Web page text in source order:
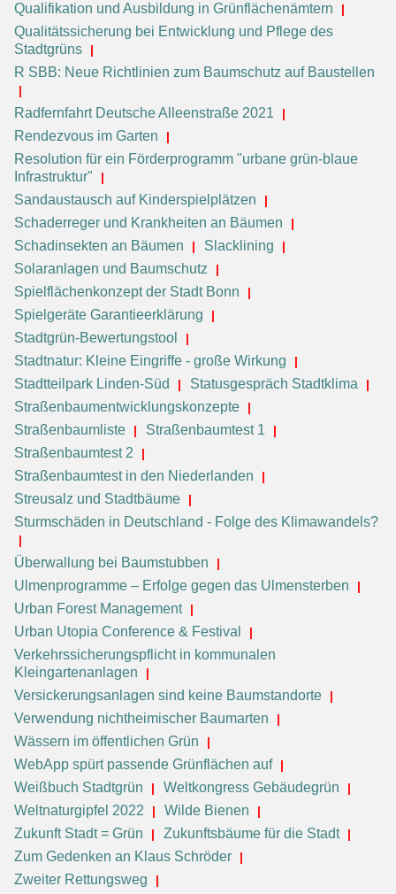
Qualifikation und Ausbildung in Grünflächenämtern
Qualitätssicherung bei Entwicklung und Pflege des
Stadtgrüns
R SBB: Neue Richtlinien zum Baumschutz auf Baustellen
Radfernfahrt Deutsche Alleenstraße 2021
Rendezvous im Garten
Resolution für ein Förderprogramm "urbane grün-blaue
Infrastruktur"
Sandaustausch auf Kinderspielplätzen
Schaderreger und Krankheiten an Bäumen
Schadinsekten an Bäumen
Slacklining
Solaranlagen und Baumschutz
Spielflächenkonzept der Stadt Bonn
Spielgeräte Garantieerklärung
Stadtgrün-Bewertungstool
Stadtnatur: Kleine Eingriffe - große Wirkung
Stadtteilpark Linden-Süd
Statusgespräch Stadtklima
Straßenbaumentwicklungskonzepte
Straßenbaumliste
Straßenbaumtest 1
Straßenbaumtest 2
Straßenbaumtest in den Niederlanden
Streusalz und Stadtbäume
Sturmschäden in Deutschland - Folge des Klimawandels?
Überwallung bei Baumstubben
Ulmenprogramme – Erfolge gegen das Ulmensterben
Urban Forest Management
Urban Utopia Conference & Festival
Verkehrssicherungspflicht in kommunalen
Kleingartenanlagen
Versickerungsanlagen sind keine Baumstandorte
Verwendung nichtheimischer Baumarten
Wässern im öffentlichen Grün
WebApp spürt passende Grünflächen auf
Weißbuch Stadtgrün
Weltkongress Gebäudegrün
Weltnaturgipfel 2022
Wilde Bienen
Zukunft Stadt = Grün
Zukunftsbäume für die Stadt
Zum Gedenken an Klaus Schröder
Zweiter Rettungsweg